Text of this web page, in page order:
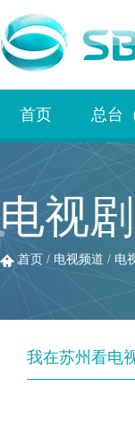
首页 总台
电视
首页 / 电视频道 / 电
我在苏州看电